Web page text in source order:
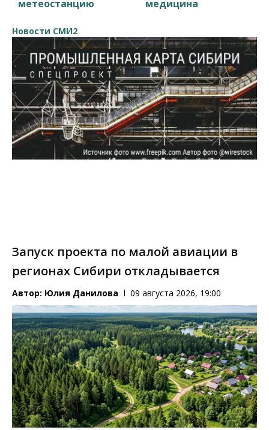
метеостанцию
медицина
Новости СМИ2
Запуск проекта по малой авиации в
регионах Сибири откладывается
Автор: Юлия Данилова 09 августа 2026, 19:00